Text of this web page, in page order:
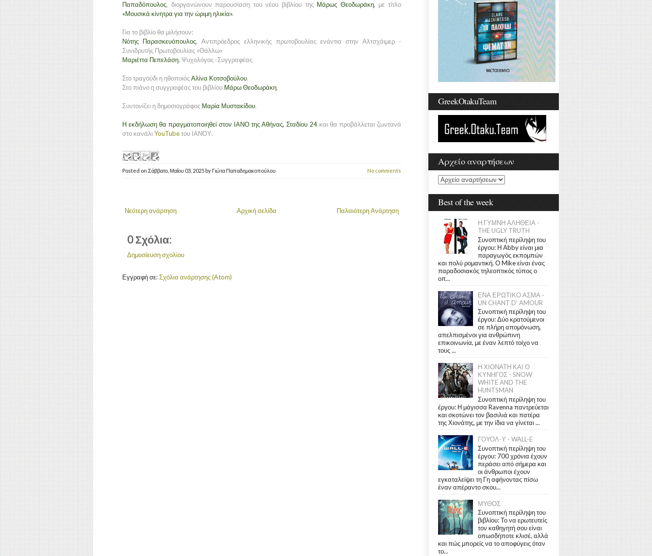
Παπαδόπουλος, διοργανώνουν παρουσίαση του νέου βιβλίου της Μάρως Θεοδωράκη, με τίτλο
«Μουσικά κίνητρα για την ώριμη ηλικία».
Για το βιβλίο θα μιλήσουν:
Νότης Παρασκευόπουλος, Αντιπρόεδρος ελληνικής πρωτοβουλίας ενάντια στην Αλτσχάιμερ -
Συνιδρυτής Πρωτοβουλίας «Θάλλω»
Μαριέττα Πεπελάση, Ψυχολόγος -Συγγραφέας
Στο τραγούδι η ηθοποιόςΑλίνα Κοτσοβούλου.
Στο πιάνο η συγγραφέας του βιβλίου Μάρω Θεοδωράκη.
Συντονίζει η δημοσιογράφος Μαρία Μυστακίδου.
Η εκδήλωση θα πραγματοποιηθεί στον ΙΑΝΟ της Αθήνας, Σταδίου 24 και θα προβάλλεται ζωντανά
στο κανάλι YouTubeτου ΙΑΝΟΥ.
Posted on Σάββατο, Μαΐου 03, 2025 by Γιώτα Παπαδημακοπούλου No comments
Νεότερη ανάρτηση Παλαιότερη Ανάρτηση
Αρχική σελίδα
0 Σχόλια:
Δημοσίευση σχολίου
Εγγραφή σε:Σχόλια ανάρτησης (Atom)
GreekOtakuTeam
Αρχείο αναρτήσεων
Best of the week
Η ΓΥΜΝΗ ΑΛΗΘΕΙΑ -
THE UGLY TRUTH
Συνοπτική περίληψη του
έργου: Η Abby είναι μια
παραγωγός εκπομπών
και πολύ ρομαντική. Ο Mike είναι ένας
παραδοσιακός τηλεοπτικός τύπος ο
οπ...
ΕΝΑ ΕΡΩΤΙΚΟ ΑΣΜΑ -
UN CHANT D' AMOUR
Συνοπτική περίληψη του
έργου: Δύο κρατούμενοι
σε πλήρη απομόνωση,
απελπισμένοι για ανθρώπινη
επικοινωνία, με έναν λεπτό τοίχο να
τους ...
Η ΧΙΟΝΑΤΗ ΚΑΙ Ο
ΚΥΝΗΓΟΣ - SNOW
WHITE AND THE
HUNTSMAN
Συνοπτική περίληψη του
έργου: Η μάγισσα Ravenna παντρεύεται
και σκοτώνει τον βασιλιά και πατέρα
της Χιονάτης, με την ίδια να γίνεται ...
ΓΟΥΟΛ-Υ - WALL-E
Συνοπτική περίληψη του
έργου: 700 χρόνια έχουν
περάσει από σήμερα και
οι άνθρωποι έχουν
εγκαταλείψει τη Γη αφήνοντας πίσω
έναν απέραντο σκου...
ΜΥΘΟΣ
Συνοπτική περίληψη του
βιβλίου: Το να ερωτευτείς
τον καθηγητή σου είναι
οπωσδήποτε κλισέ, αλλά
και πώς μπορείς να το αποφύγεις όταν
το...